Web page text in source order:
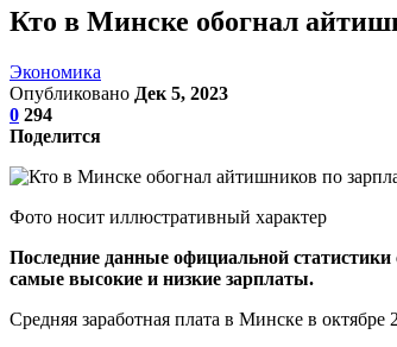
Кто в Минске обогнал
Экономика
Опубликовано Дек 5, 2023
0 294
Поделится
Фото носит иллюстративный характер
Последние данные официальной
самые высокие и низкие зарплаты.
Средняя заработная плата в Минске в октябре